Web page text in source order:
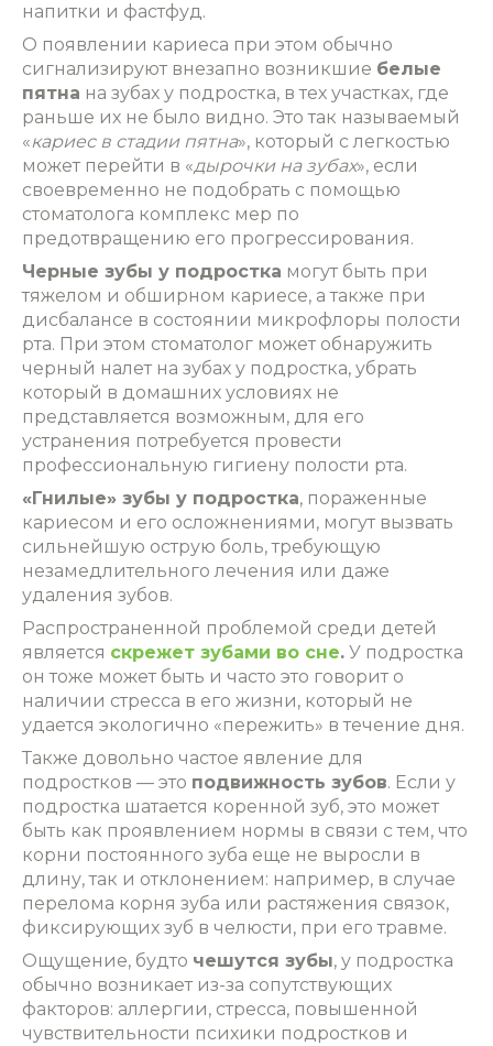
напитки и фастфуд.
О появлении кариеса при этом обычно
сигнализируют внезапно возникшие белые
пятна на зубах у подростка, в тех участках, где
раньше их не было видно. Это так называемый
«кариес в стадии пятна», который с легкостью
может перейти в «дырочки на зубах»‎, если
своевременно не подобрать с помощью
стоматолога комплекс мер по
предотвращению его прогрессирования.
Черные зубы у подростка могут быть при
тяжелом и обширном кариесе, а также при
дисбалансе в состоянии микрофлоры полости
рта. При этом стоматолог может обнаружить
черный налет на зубах у подростка, убрать
который в домашних условиях не
представляется возможным, для его
устранения потребуется провести
профессиональную гигиену полости рта.
«Гнилые»‎ зубы у подростка, пораженные
кариесом и его осложнениями, могут вызвать
сильнейшую острую боль, требующую
незамедлительного лечения или даже
удаления зубов.
Распространенной проблемой среди детей
является скрежет зубами во сне. У подростка
он тоже может быть и часто это говорит о
наличии стресса в его жизни, который не
удается экологично «пережить» в течение дня.
Также довольно частое явление для
подростков — это подвижность зубов. Если у
подростка шатается коренной зуб, это может
быть как проявлением нормы в связи с тем, что
корни постоянного зуба еще не выросли в
длину, так и отклонением: например, в случае
перелома корня зуба или растяжения связок,
фиксирующих зуб в челюсти, при его травме.
Ощущение, будто чешутся зубы, у подростка
обычно возникает из-за сопутствующих
факторов: аллергии, стресса, повышенной
чувствительности психики подростков и